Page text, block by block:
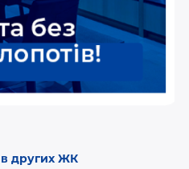
других ЖК